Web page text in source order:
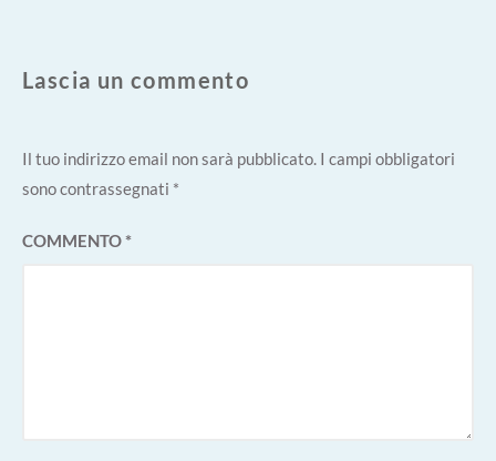
Lascia un commento
Il tuo indirizzo email non sarà pubblicato. I campi obbligatori
sono contrassegnati *
COMMENTO*